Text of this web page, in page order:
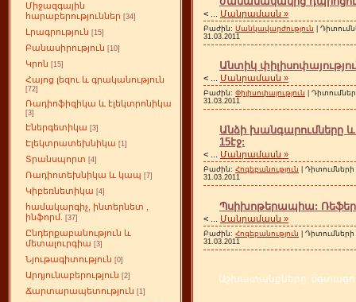
Միջազգային
հարաբերություններ [34]
Լրագրություն [15]
Բանասիրություն [10]
Կրոն [15]
Հայոց լեզու և գրականություն
[72]
Ռադիոֆիզիկա և էլեկտրոնիկա
[3]
Էներգետիկա [3]
Էլեկտրատեխնիկա [1]
Տրանսպորտ [4]
Ռադիոտեխնիկա և կապ [7]
Կիբեռնետիկա [4]
համակարգիչ, ինտերնետ ,
ինֆորմ.
[37]
Ընդերքաբանություն և
մետալուրգիա [3]
Նյութագիտություն [0]
Արդյունաբերություն [2]
Ճարտարապետություն [1]
< Մանրամասն »
Բաժին: Մանկավարժություն |
31.03.2011
Անտիկ
< Մանրամասն »
Բաժին: Փիլիսոփայություն |
31.03.2011
Անձի խանգարումները
15էջ:
< Մանրամասն »
Բաժին: Հոգեբանություն |
31.03.2011
Պսիխոթերապիա:
< Մանրամասն »
Բաժին: Հոգեբանություն |
31.03.2011
Աշխատանքները